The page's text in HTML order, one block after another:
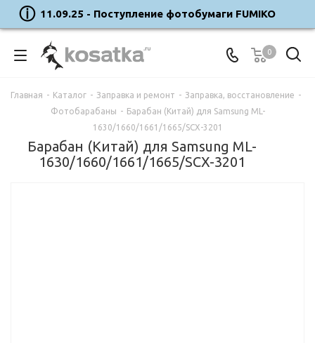
11.09.25 - Поступление фотобумаги FUMIKO
0
Главная - Каталог - Заправка и ремонт - Заправка, восстановление -
Фотобарабаны - Барабан (Китай) для Samsung ML-
1630/1660/1661/1665/SCX-3201
Барабан (Китай) для Samsung ML-
1630/1660/1661/1665/SCX-3201